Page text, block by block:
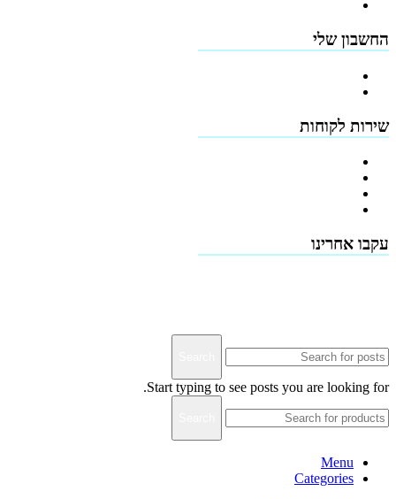
החשבון שלי
שירות לקוחות
עקבו אחרינו
Start typing to see posts you are looking for.
Menu
Categories